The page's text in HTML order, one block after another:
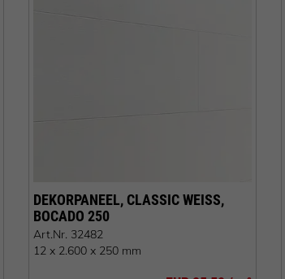
DEKORPANEEL, CLASSIC WEISS, B
OCADO 250
Art.Nr. 32482
12 x 2.600 x 250 mm